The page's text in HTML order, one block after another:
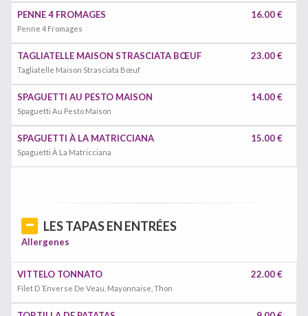
PENNE 4 FROMAGES
Penne 4 Fromages
16.00 €
TAGLIATELLE MAISON STRASCIATA BŒUF
Tagliatelle Maison Strasciata Bœuf
23.00 €
SPAGUETTI AU PESTO MAISON
Spaguetti Au Pesto Maison
14.00 €
SPAGUETTI À LA MATRICCIANA
Spaguetti À La Matricciana
15.00 €
LES TAPAS EN ENTRÉES
Allergenes
VITTELO TONNATO
Filet D ’Enverse De Veau, Mayonnaise, Thon
22.00 €